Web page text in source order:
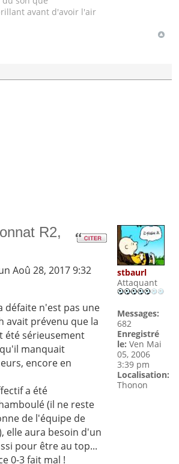
avant d'avoir l'air
R2,
Aoû 28, 2017 9:32
défaite n'est pas une
avait prévenu que la
été sérieusement
manquait
encore en
a été
(il ne reste
de l'équipe de
elle aura besoin d'un
pour être au top...
0-3 fait mal !
stbaurl
Attaquant
Messages:
682
Enregistré
le: Ven Mai
05, 2006
3:39 pm
Localisation:
Thonon